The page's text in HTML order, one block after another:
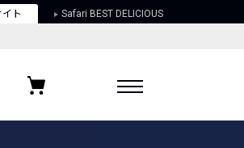
ト Safari BEST DELICIOUS